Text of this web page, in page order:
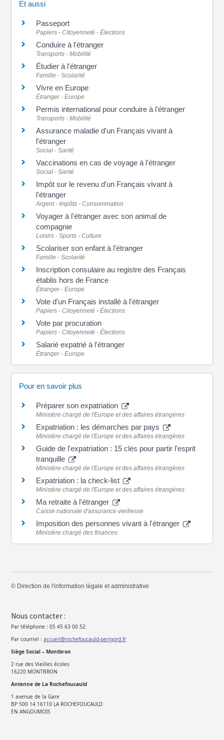
Et aussi
Passeport
Papiers - Citoyenneté - Élections
Conduire à l'étranger
Transports - Mobilité
Étudier à l'étranger
Famille - Scolarité
Vivre en Europe
Étranger - Europe
Permis international pour conduire à l'étranger
Transports - Mobilité
Assurance maladie d'un Français vivant à
l'étranger
Social - Santé
Vaccinations en cas de voyage à l'étranger
Social - Santé
Impôt sur le revenu d'un Français vivant à
l'étranger
Argent - Impôts - Consommation
Voyager à l'étranger avec son animal de
compagnie
Loisirs - Sports - Culture
Scolariser son enfant à l'étranger
Famille - Scolarité
Inscription consulaire au registre des Français
établis hors de France
Étranger - Europe
Vote d'un Français installé à l'étranger
Papiers - Citoyenneté - Élections
Vote par procuration
Papiers - Citoyenneté - Élections
Salarié expatrié à l'étranger
Étranger - Europe
Pour en savoir plus
Préparer son expatriation
Ministère chargé de l'Europe et des affaires étrangères
Expatriation : les démarches par pays
Ministère chargé de l'Europe et des affaires étrangères
Guide de l'expatriation : 15 clés pour partir l'esprit
tranquille
Ministère chargé de l'Europe et des affaires étrangères
Expatriation : la check-list
Ministère chargé de l'Europe et des affaires étrangères
Ma retraite à l'étranger
Caisse nationale d'assurance vieillesse
Imposition des personnes vivant à l'étranger
Ministère chargé des finances
© Direction de l'information légale et administrative
Nous contacter :
Par téléphone : 05 45 63 00 52
Par courriel :accueil@rochefoucauld-perigord.fr
Siège Social – Montbron
2 rue des Vieilles écoles
16220 MONTBRON
Antenne de La Rochefoucauld
1 avenue de la Gare
BP 500 14 16110 LA ROCHEFOUCAULD
EN ANGOUMOIS